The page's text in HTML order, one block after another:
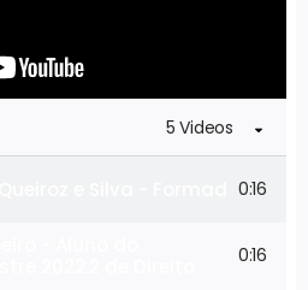
5 Videos
Queiroz e Silva - Formada em
0:16
0:16